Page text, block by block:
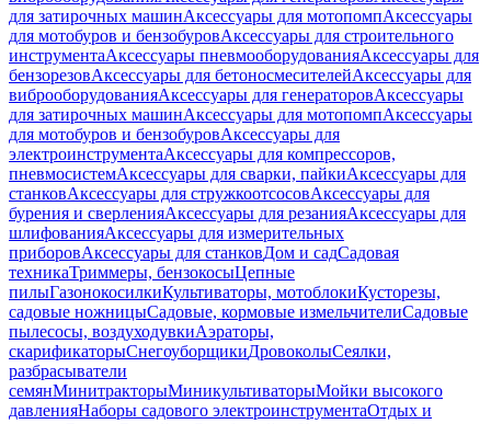
для затирочных машинАксессуары для мотопомпАксессуары
для мотобуров и бензобуровАксессуары для строительного
инструментаАксессуары пневмооборудованияАксессуары для
бензорезовАксессуары для бетоносмесителейАксессуары для
виброоборудованияАксессуары для генераторовАксессуары
для затирочных машинАксессуары для мотопомпАксессуары
для мотобуров и бензобуровАксессуары для
электроинструментаАксессуары для компрессоров,
пневмосистемАксессуары для сварки, пайкиАксессуары для
станковАксессуары для стружкоотсосовАксессуары для
бурения и сверленияАксессуары для резанияАксессуары для
шлифованияАксессуары для измерительных
приборовАксессуары для станковДом и садСадовая
техникаТриммеры, бензокосыЦепные
пилыГазонокосилкиКультиваторы, мотоблокиКусторезы,
садовые ножницыСадовые, кормовые измельчителиСадовые
пылесосы, воздуходувкиАэраторы,
скарификаторыСнегоуборщикиДровоколыСеялки,
разбрасыватели
семянМинитракторыМиникультиваторыМойки высокого
давленияНаборы садового электроинструментаОтдых и